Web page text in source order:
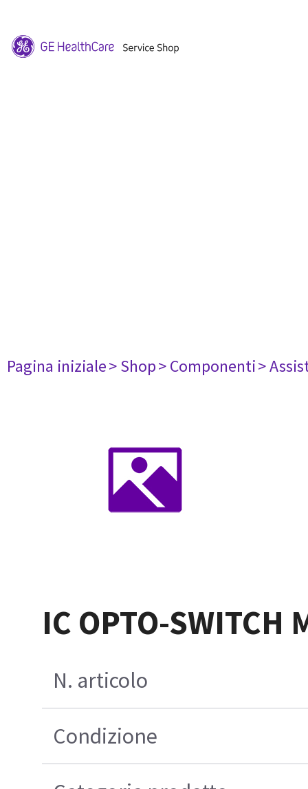
Pagina iniziale> Shop> Componenti>
IC OPTO-SWITCH
N. articolo
Condizione